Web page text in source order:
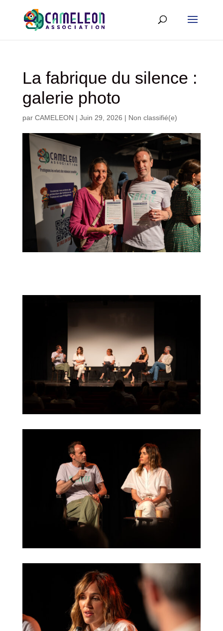
La fabrique du silence :
galerie photo
par CAMELEON | Juin 29, 2026 | Non classifié(e)